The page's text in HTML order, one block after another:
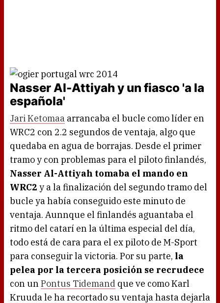
Nasser Al-Attiyah y un fiasco 'a la
española'
Jari Ketomaa arrancaba el bucle como líder en
WRC2 con 2.2 segundos de ventaja, algo que
quedaba en agua de borrajas. Desde el primer
tramo y con problemas para el piloto finlandés,
Nasser Al-Attiyah tomaba el mando en
WRC2 y a la finalización del segundo tramo del
bucle ya había conseguido este minuto de
ventaja. Aunnque el finlandés aguantaba el
ritmo del catarí en la última especial del día,
todo está de cara para el ex piloto de M-Sport
para conseguir la victoria. Por su parte, la
pelea por la tercera posición se recrudece
con un Pontus Tidemand que ve como Karl
Kruuda le ha recortado su ventaja hasta dejarla